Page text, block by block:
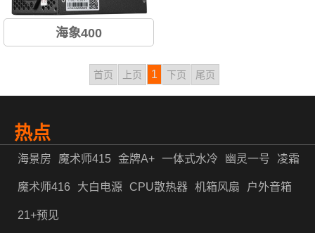
海象400
首页 上页 1 下页 尾页
热点
海景房 魔术师415 金牌A+ 一体式水冷 幽灵一号 凌霜
魔术师416 大白电源 CPU散热器 机箱风扇 户外音箱
21+预见